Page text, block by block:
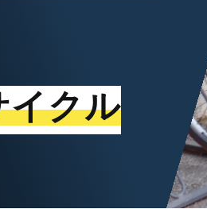
イクル